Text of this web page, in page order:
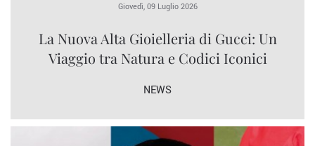
Giovedì, 09 Luglio 2026
La Nuova Alta Gioielleria di Gucci: Un
Viaggio tra Natura e Codici Iconici
NEWS